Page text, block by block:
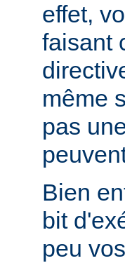
effet,
faisant
même
pas
Bien
bit
peu